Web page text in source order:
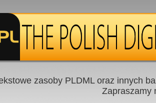
zasoby PLDML oraz innych
Zapraszamy